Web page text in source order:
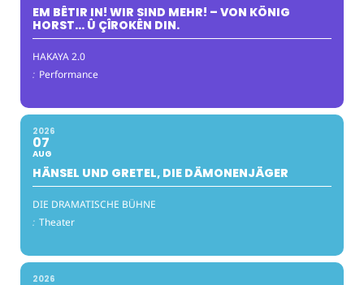
EM BÊTIR IN! WIR SIND MEHR! – VON KÖNIG
HORST… Û ÇÎROKÊN DIN.
HAKAYA 2.0
: Performance
2026
07
AUG
HÄNSEL UND GRETEL, DIE DÄMONENJÄGER
DIE DRAMATISCHE BÜHNE
: Theater
2026